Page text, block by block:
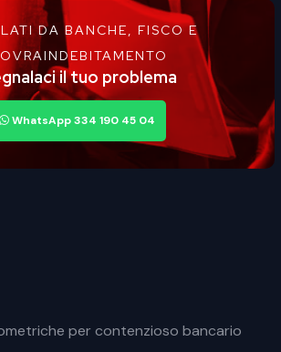
DA BANCHE, FISCO E
il tuo problema
WhatsApp 334 190 45 04
per contenzioso bancario